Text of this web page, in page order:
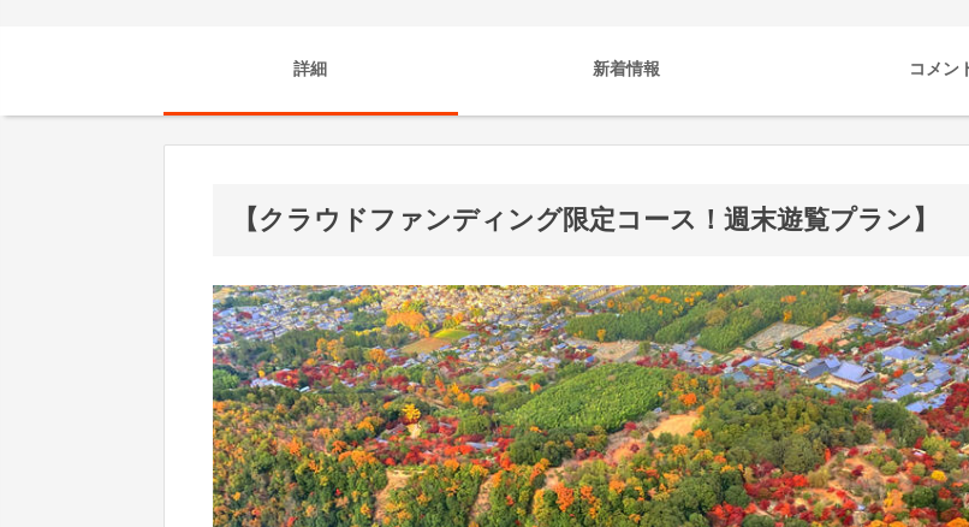
詳細 新着情報 コメン
【クラウドファンディング限定コース！週末遊覧プラン】